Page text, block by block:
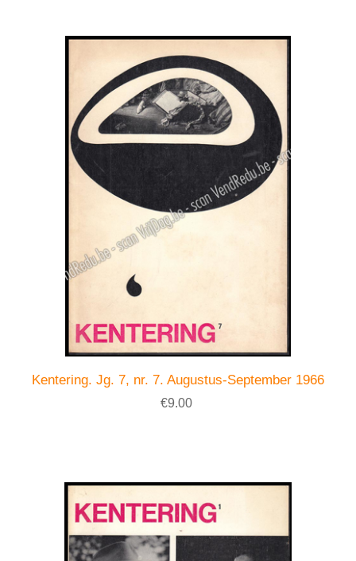
Kentering. Jg. 7, nr. 7. Augustus-September 1966
€9.00